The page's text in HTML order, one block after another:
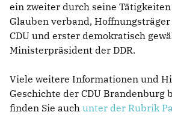
ein zweiter durch seine
Glauben verband,
CDU und erster demokratisch
Ministerpräsident der DDR.
Viele weitere Informationen und
Geschichte der CDU Brandenburg
finden Sie auch unter der Rubrik